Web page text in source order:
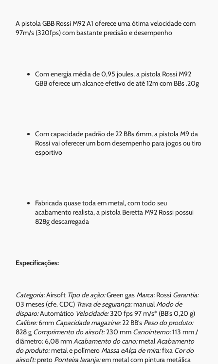
A pistola GBB Rossi M92 A1 oferece uma ótima velocidade com
97m/s (320fps) com bastante precisão e desempenho
Com energia média de 0,95 joules, a pistola Rossi M92
GBB oferece um alcance efetivo de até 12m com BBs .20g
Com capacidade padrão de 22 BBs 6mm, a pistola M9 da
Rossi vai oferecer um bom desempenho para jogos ou tiro
esportivo
Fabricada quase toda em metal, com todo seu
acabamento realista, a pistola Beretta M92 Rossi possui
828g descarregada
Especificações:
Categoria:Airsoft Tipo de ação:Green gasMarca:Rossi Garantia:
03 meses (cfe. CDC) Trava de segurança:manualModo de
disparo:Automático Velocidade:320 fps 97 m/s* (BB's 0,20 g)
Calibre:6mm Capacidade magazine:22 BB’s Peso do produto:
828 g Comprimento do airsoft:230 mm Canointerno:113 mm /
diâmetro: 6,08 mmAcabamento do cano:metalAcabamento
do produto:metal e polímeroMassa eAlça de mira:fixa Cor do
airsoft:preto Ponteira laranja:em metal com pintura metálica